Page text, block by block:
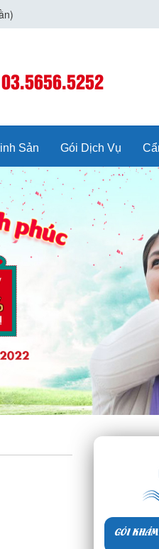
03.5656.5252
Sản Gói Dịch Vụ
GÓI